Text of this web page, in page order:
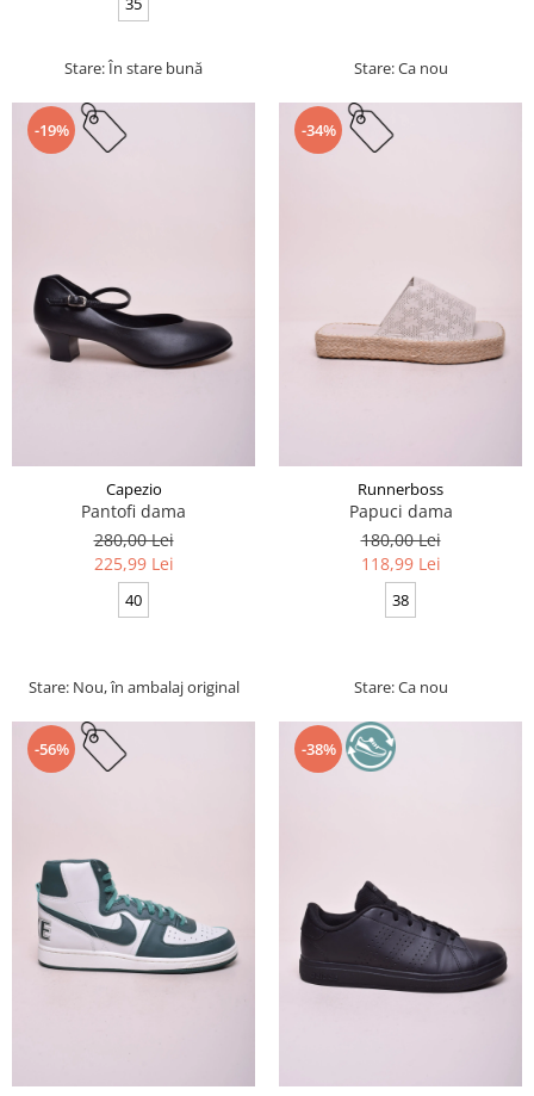
Stare: În stare bună Stare: Ca nou
-19%
Capezio
Pantofi dama
280,00 Lei
225,99 Lei
40
Stare: Nou, în ambalaj original
-34%
Runnerboss
Papuci dama
180,00 Lei
118,99 Lei
38
Stare: Ca nou
-56% -38%